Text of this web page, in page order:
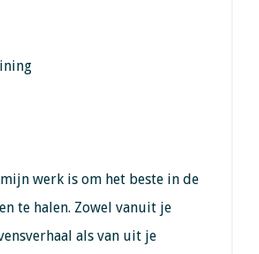
werk is om het beste in de
te halen. Zowel vanuit je
als van uit je